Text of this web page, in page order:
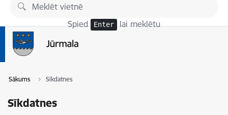
Pāriet uz lapas saturu
Spied Enter lai meklētu
Sākums Sīkdatnes
Sīkdatnes